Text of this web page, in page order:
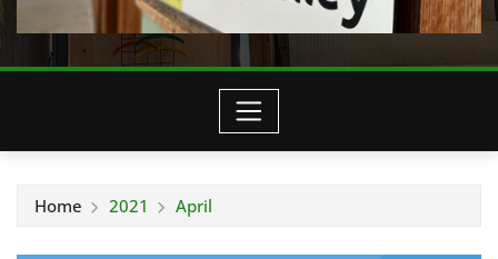
Home 2021 April